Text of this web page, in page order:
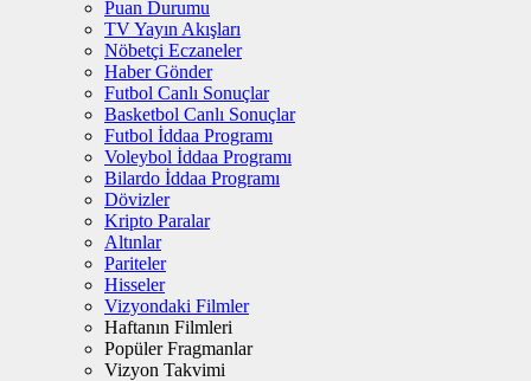
Puan Durumu
TV Yayın Akışları
Nöbetçi Eczaneler
Haber Gönder
Futbol Canlı Sonuçlar
Basketbol Canlı Sonuçlar
Futbol İddaa Programı
Voleybol İddaa Programı
Bilardo İddaa Programı
Dövizler
Kripto Paralar
Altınlar
Pariteler
Hisseler
Vizyondaki Filmler
Haftanın Filmleri
Popüler Fragmanlar
Vizyon Takvimi